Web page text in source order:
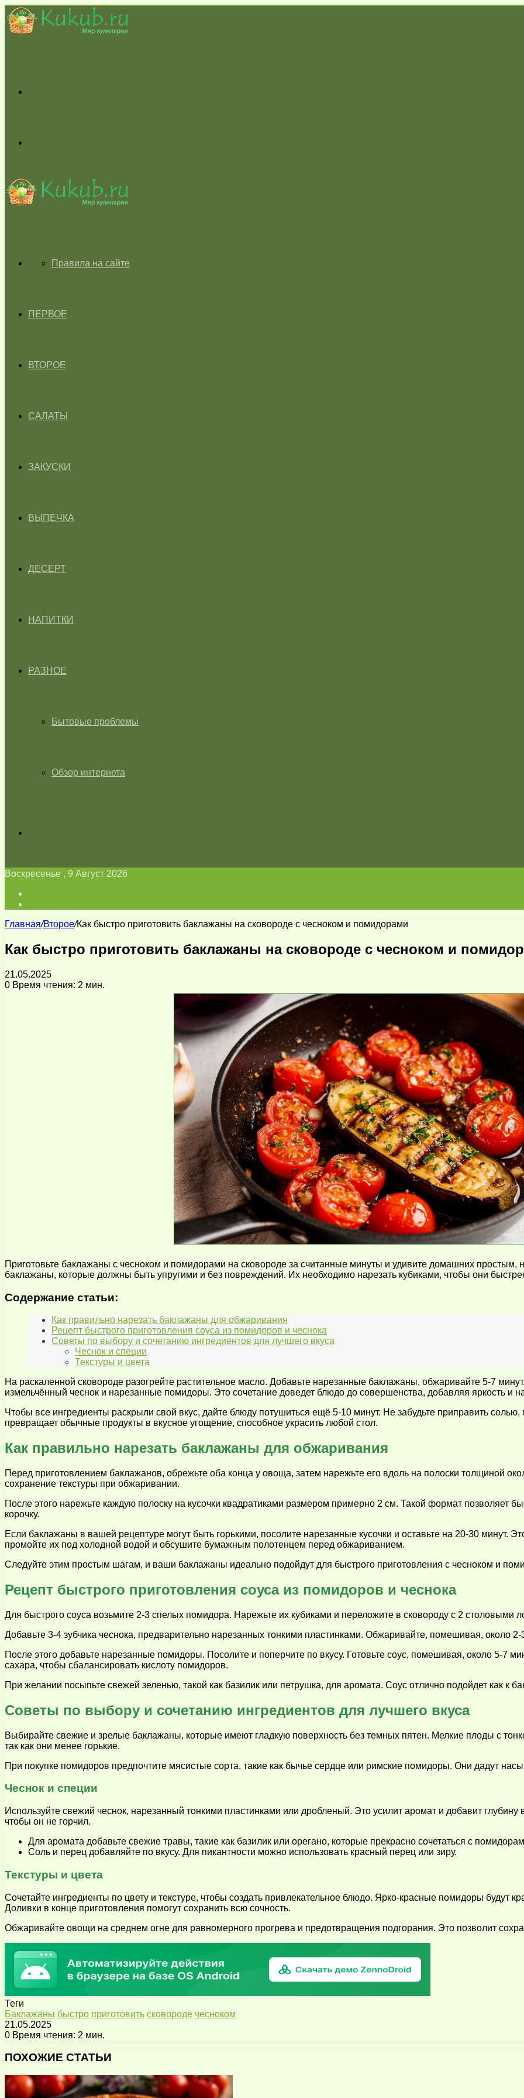
skin
ГЛАВНАЯПравила на сайте
ПЕРВОЕ
ВТОРОЕ
САЛАТЫ
ЗАКУСКИ
ВЫПЕЧКА
ДЕСЕРТ
НАПИТКИ
РАЗНОЕ
Бытовые проблемы
Обзор интернета
Воскресенье , 9 Август 2026
Главная/Второе/Как быстро приготовить баклажаны на сковороде с чесноком и помидорами
Как быстро приготовить баклажаны на сковороде с чесноком и
21.05.2025
0 Время чтения: 2 мин.
Приготовьте баклажаны с чесноком и помидорами на сковороде за считанные минуты и удивите домашних
баклажаны, которые должны быть упругими и без повреждений. Их необходимо нарезать кубиками, чтобы они
Содержание статьи:
Как правильно нарезать баклажаны для обжаривания
Рецепт быстрого приготовления соуса из помидоров и чеснока
Советы по выбору и сочетанию ингредиентов для лучшего вкуса
Чеснок и специи
Текстуры и цвета
На раскаленной сковороде разогрейте растительное масло. Добавьте нарезанные баклажаны, обжаривайте 5-7
измельчённый чеснок и нарезанные помидоры. Это сочетание доведет блюдо до совершенства, добавляя яркость и
Чтобы все ингредиенты раскрыли свой вкус, дайте блюду потушиться ещё 5-10 минут. Не забудьте приправить
превращает обычные продукты в вкусное угощение, способное украсить любой стол.
Как правильно нарезать баклажаны для обжаривания
Перед приготовлением баклажанов, обрежьте оба конца у овоща, затем нарежьте его вдоль на полоски толщиной
сохранение текстуры при обжаривании.
После этого нарежьте каждую полоску на кусочки квадратиками размером примерно 2 см. Такой формат позволяет
корочку.
Если баклажаны в вашей рецептуре могут быть горькими, посолите нарезанные кусочки и оставьте на 20-30 минут.
промойте их под холодной водой и обсушите бумажным полотенцем перед обжариванием.
Следуйте этим простым шагам, и ваши баклажаны идеально подойдут для быстрого приготовления с чесноком и
Рецепт быстрого приготовления соуса из помидоров и чеснока
Для быстрого соуса возьмите 2-3 спелых помидора. Нарежьте их кубиками и переложите в сковороду с 2 столовыми
Добавьте 3-4 зубчика чеснока, предварительно нарезанных тонкими пластинками. Обжаривайте, помешивая, около 2-
После этого добавьте нарезанные помидоры. Посолите и поперчите по вкусу. Готовьте соус, помешивая, около 5-7
сахара, чтобы сбалансировать кислоту помидоров.
При желании посыпьте свежей зеленью, такой как базилик или петрушка, для аромата. Соус отлично подойдет как к
Советы по выбору и сочетанию ингредиентов для лучшего вкуса
Выбирайте свежие и зрелые баклажаны, которые имеют гладкую поверхность без темных пятен. Мелкие плоды с
так как они менее горькие.
При покупке помидоров предпочтите мясистые сорта, такие как бычье сердце или римские помидоры. Они дадут
Чеснок и специи
Используйте свежий чеснок, нарезанный тонкими пластинками или дробленый. Это усилит аромат и добавит
чтобы он не горчил.
Для аромата добавьте свежие травы, такие как базилик или орегано, которые прекрасно сочетаться с
Соль и перец добавляйте по вкусу. Для пикантности можно использовать красный перец или зиру.
Текстуры и цвета
Сочетайте ингредиенты по цвету и текстуре, чтобы создать привлекательное блюдо. Ярко-красные помидоры будут
Доливки в конце приготовления помогут сохранить всю сочность.
Обжаривайте овощи на среднем огне для равномерного прогрева и предотвращения подгорания. Это позволит
Теги
Баклажаны быстро приготовить сковороде чесноком
21.05.2025
0 Время чтения: 2 мин.
через
почту
ПОХОЖИЕ СТАТЬИ